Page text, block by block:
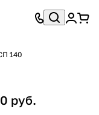
140
руб.